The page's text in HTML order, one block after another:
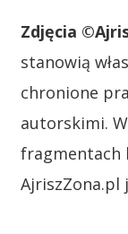
Zdjęcia
stanowią
chronione
autorskimi.
fragmentach
AjriszZona.pl